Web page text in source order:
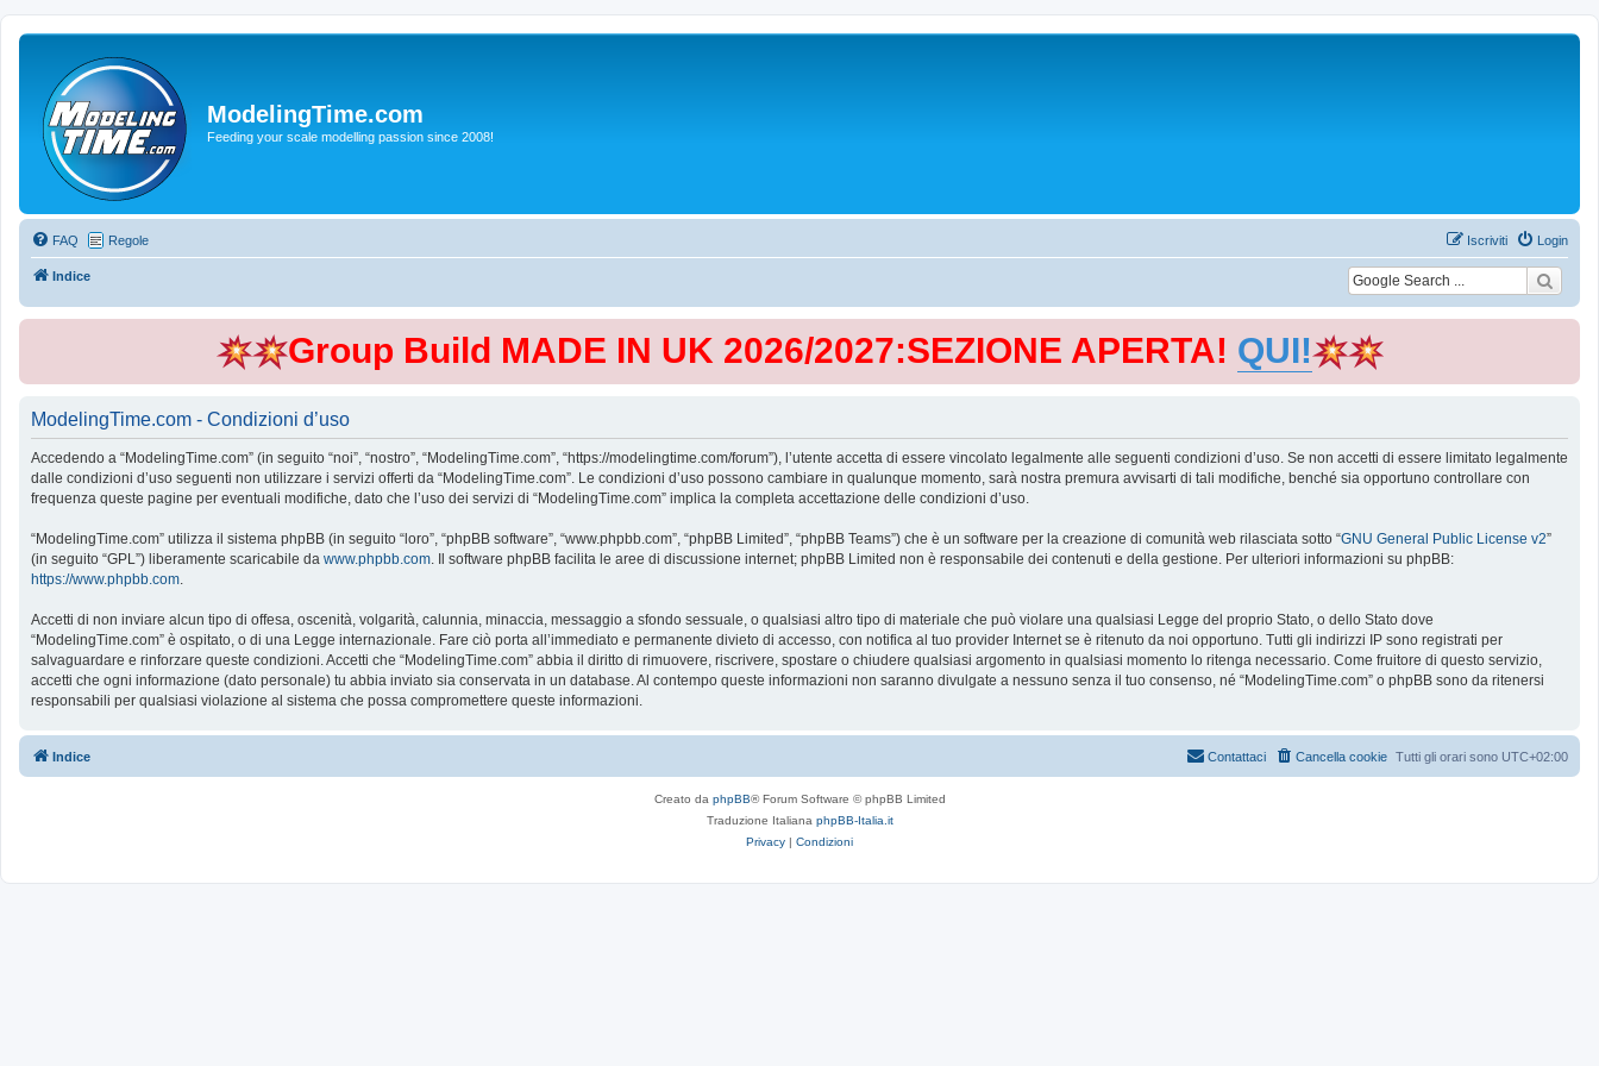
ModelingTime.com
Feeding your scale modelling passion since 2008!
FAQ Regole Login
Iscriviti
Indice
Group Build MADE IN UK 2026/2027:SEZIONE APERTA! QUI!
ModelingTime.com - Condizioni d’uso
Accedendo a “ModelingTime.com” (in seguito “noi”, “nostro”, “ModelingTime.com”, “https://modelingtime.com/forum”), l’utente accetta di essere vincolato legalmente alle seguenti condizioni d’uso. Se non accetti di essere limitato legalmente
dalle condizioni d’uso seguenti non utilizzare i servizi offerti da “ModelingTime.com”. Le condizioni d’uso possono cambiare in qualunque momento, sarà nostra premura avvisarti di tali modifiche, benché sia opportuno controllare con
frequenza queste pagine per eventuali modifiche, dato che l’uso dei servizi di “ModelingTime.com” implica la completa accettazione delle condizioni d’uso.
“ModelingTime.com” utilizza il sistema phpBB (in seguito “loro”, “phpBB software”, “www.phpbb.com”, “phpBB Limited”, “phpBB Teams”) che è un software per la creazione di comunità web rilasciata sotto “GNU General Public License v2”
(in seguito “GPL”) liberamente scaricabile da www.phpbb.com. Il software phpBB facilita le aree di discussione internet; phpBB Limited non è responsabile dei contenuti e della gestione. Per ulteriori informazioni su phpBB:
https://www.phpbb.com.
Accetti di non inviare alcun tipo di offesa, oscenità, volgarità, calunnia, minaccia, messaggio a sfondo sessuale, o qualsiasi altro tipo di materiale che può violare una qualsiasi Legge del proprio Stato, o dello Stato dove
“ModelingTime.com” è ospitato, o di una Legge internazionale. Fare ciò porta all’immediato e permanente divieto di accesso, con notifica al tuo provider Internet se è ritenuto da noi opportuno. Tutti gli indirizzi IP sono registrati per
salvaguardare e rinforzare queste condizioni. Accetti che “ModelingTime.com” abbia il diritto di rimuovere, riscrivere, spostare o chiudere qualsiasi argomento in qualsiasi momento lo ritenga necessario. Come fruitore di questo servizio,
accetti che ogni informazione (dato personale) tu abbia inviato sia conservata in un database. Al contempo queste informazioni non saranno divulgate a nessuno senza il tuo consenso, né “ModelingTime.com” o phpBB sono da ritenersi
responsabili per qualsiasi violazione al sistema che possa compromettere queste informazioni.
Indice Tutti gli orari sono UTC+02:00
Cancella cookie
Contattaci
Creato da phpBB® Forum Software © phpBB Limited
Traduzione Italiana phpBB-Italia.it
Privacy | Condizioni